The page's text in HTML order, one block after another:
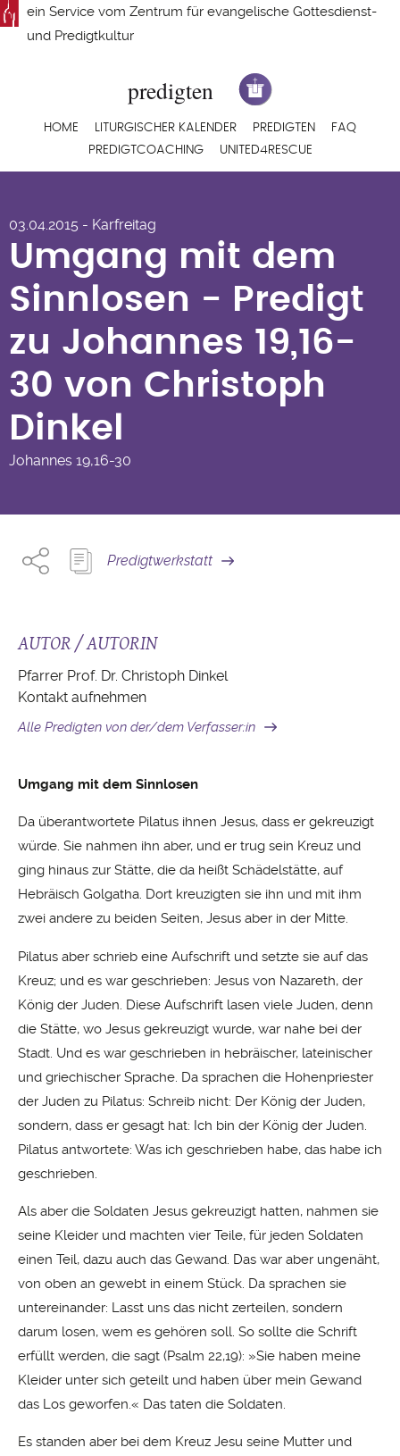
Direkt
zum
ein Service vom Zentrum für evangelische Gottesdienst-
und Predigtkultur
Hauptnavigation
HOME LITURGISCHER KALENDER PREDIGTEN
FAQ
PREDIGTCOACHING
UNITED4RESCUE
Sinnlosen - Predigt
zu Johannes 19,16-30
von Christoph Dinkel
03.04.2015 - Karfreitag
Umgang mit dem
Sinnlosen - Predigt
zu Johannes 19,16-
30 von Christoph
Dinkel
Johannes 19,16-30
Predigtwerkstatt
AUTOR / AUTORIN
Pfarrer Prof. Dr. Christoph Dinkel
Kontakt aufnehmen
Alle Predigten von der/dem Verfasser:in
Umgang mit dem Sinnlosen
Da überantwortete Pilatus ihnen Jesus, dass er gekreuzigt
würde. Sie nahmen ihn aber, und er trug sein Kreuz und
ging hinaus zur Stätte, die da heißt Schädelstätte, auf
Hebräisch Golgatha. Dort kreuzigten sie ihn und mit ihm
zwei andere zu beiden Seiten, Jesus aber in der Mitte.
Pilatus aber schrieb eine Aufschrift und setzte sie auf das
Kreuz; und es war geschrieben: Jesus von Nazareth, der
König der Juden. Diese Aufschrift lasen viele Juden, denn
die Stätte, wo Jesus gekreuzigt wurde, war nahe bei der
Stadt. Und es war geschrieben in hebräischer, lateinischer
und griechischer Sprache. Da sprachen die Hohenpriester
der Juden zu Pilatus: Schreib nicht: Der König der Juden,
sondern, dass er gesagt hat: Ich bin der König der Juden.
Pilatus antwortete: Was ich geschrieben habe, das habe ich
geschrieben.
Als aber die Soldaten Jesus gekreuzigt hatten, nahmen sie
seine Kleider und machten vier Teile, für jeden Soldaten
einen Teil, dazu auch das Gewand. Das war aber ungenäht,
von oben an gewebt in einem Stück. Da sprachen sie
untereinander: Lasst uns das nicht zerteilen, sondern
darum losen, wem es gehören soll. So sollte die Schrift
erfüllt werden, die sagt (Psalm 22,19): »Sie haben meine
Kleider unter sich geteilt und haben über mein Gewand
das Los geworfen.« Das taten die Soldaten.
Es standen aber bei dem Kreuz Jesu seine Mutter und